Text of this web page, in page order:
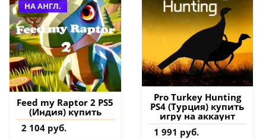
НА АНГЛ.
Feed my Raptor 2 PS5
(Индия) купить
2 104 руб.
Pro Turkey Hunting
PS4 (Турция) купить
игру на аккаунт
1 991 руб.